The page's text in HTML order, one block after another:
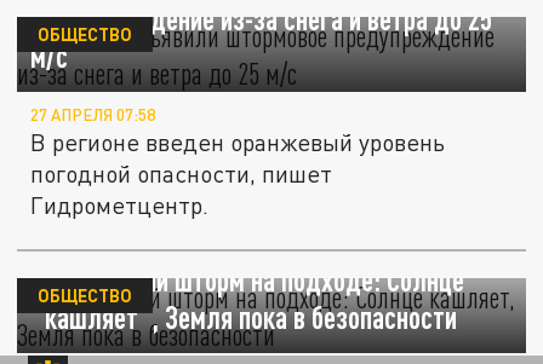
предупреждение из-за снега и ветра до 25
м/с
ОБЩЕСТВО
27 АПРЕЛЯ 07:58
В регионе введен оранжевый уровень
погодной опасности, пишет
Гидрометцентр.
Космический шторм на подходе: Солнце
"кашляет", Земля пока в безопасности
ОБЩЕСТВО